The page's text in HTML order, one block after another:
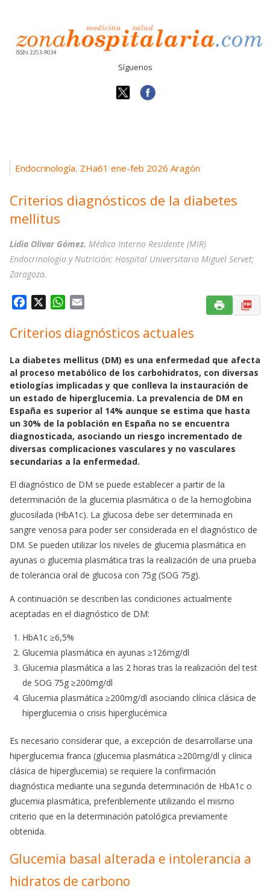
Síguenos
Endocrinología, ZHa61 ene-feb 2026 Aragón
Criterios diagnósticos de la diabetes
mellitus
Lidia Olivar Gómez. Médico Interno Residente (MIR)
Endocrinología y Nutrición; Hospital Universitario Miguel Servet;
Zaragoza.
c
b
o
o
k
W
a
s
A
p
p
a
l
Criterios diagnósticos actuales
La diabetes mellitus (DM) es una enfermedad que afecta
al proceso metabólico de los carbohidratos, con diversas
etiologías implicadas y que conlleva la instauración de
un estado de hiperglucemia. La prevalencia de DM en
España es superior al 14% aunque se estima que hasta
un 30% de la población en España no se encuentra
diagnosticada, asociando un riesgo incrementado de
diversas complicaciones vasculares y no vasculares
secundarias a la enfermedad.
El diagnóstico de DM se puede establecer a partir de la
determinación de la glucemia plasmática o de la hemoglobina
glucosilada (HbA1c). La glucosa debe ser determinada en
sangre venosa para poder ser considerada en el diagnóstico de
DM. Se pueden utilizar los niveles de glucemia plasmática en
ayunas o glucemia plasmática tras la realización de una prueba
de tolerancia oral de glucosa con 75g (SOG 75g).
A continuación se describen las condiciones actualmente
aceptadas en el diagnóstico de DM:
HbA1c ≥6,5%
Glucemia plasmática en ayunas ≥126mg/dl
Glucemia plasmática a las 2 horas tras la realización del test
de SOG 75g ≥200mg/dl
Glucemia plasmática ≥200mg/dl asociando clínica clásica de
hiperglucemia o crisis hiperglucémica
Es necesario considerar que, a excepción de desarrollarse una
hiperglucemia franca (glucemia plasmática ≥200mg/dl y clínica
clásica de hiperglucemia) se requiere la confirmación
diagnóstica mediante una segunda determinación de HbA1c o
glucemia plasmática, preferiblemente utilizando el mismo
criterio que en la determinación patológica previamente
obtenida.
Glucemia basal alterada e intolerancia a
hidratos de carbono